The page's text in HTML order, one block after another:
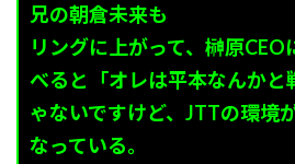
兄の朝倉未来も
リングに上がって、榊原CEO
べると「オレは平本なんかと
ゃないですけど、JTTの環境
なっている。